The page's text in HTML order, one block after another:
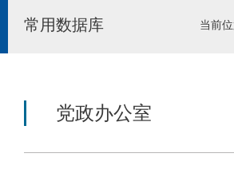
常用数据库 当前位
党政办公室